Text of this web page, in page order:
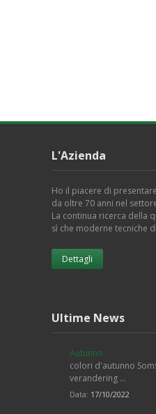
L'Azienda
Ho il piacere di
da oltre 70 anni nel
La continua ricerca della
sì che moderne tecniche
Dettagli
Ultime News
Autunno
colori d'autunno
verandering …
Data: 17/10/2022